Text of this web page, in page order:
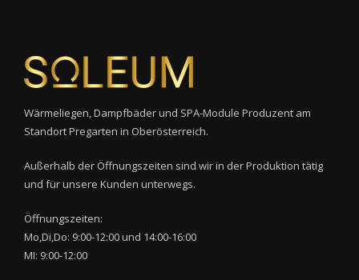
Wärmeliegen, Dampfbäder und SPA-Module Produzent am
Standort Pregarten in Oberösterreich.
Außerhalb der Öffnungszeiten sind wir in der Produktion tätig
und für unsere Kunden unterwegs.
Öffnungszeiten:
Mo,Di,Do: 9:00-12:00 und 14:00-16:00
MI: 9:00-12:00